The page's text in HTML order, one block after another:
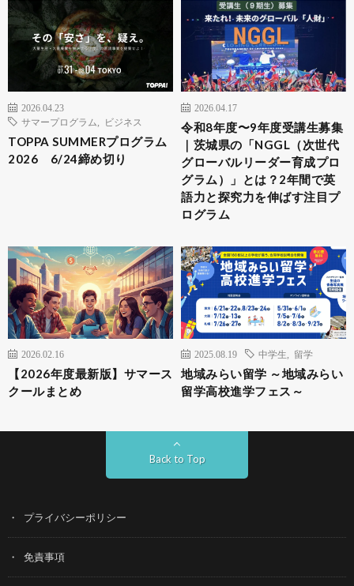
2026.04.23
サマープログラム
ビジネス
TOPPA SUMMERプログラム
2026 6/24締め切り
2026.04.17
令和8年度〜9年度受講生募集
｜茨城県の「NGGL（次世代
グローバルリーダー育成プロ
グラム）」とは？2年間で英
語力と探究力を伸ばす注目プ
ログラム
2026.02.16
【2026年度最新版】サマース
クールまとめ
2025.08.19 中学生 留学
地域みらい留学 ～地域みらい
留学高校進学フェス～
Back to Top
プライバシーポリシー
免責事項